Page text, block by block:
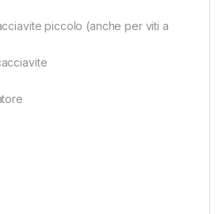
piccolo (anche per viti a